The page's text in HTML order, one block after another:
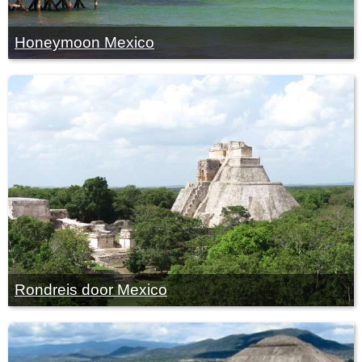
Honeymoon Mexico
Rondreis door Mexico